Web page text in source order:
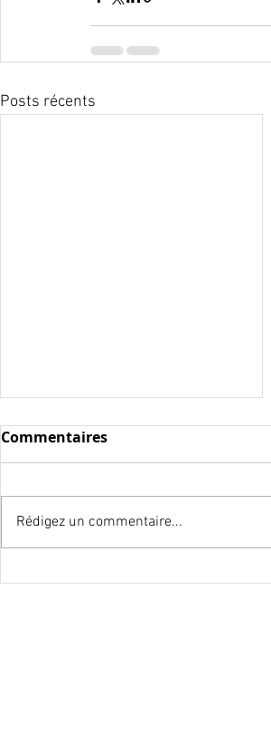
Posts récents
Comment créer son
Commentaires
Rédigez un commentaire...